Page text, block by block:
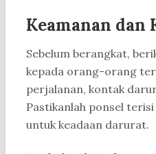
Keamanan
Sebelum berangkat,
kepada orang-orang
perjalanan, kontak
Pastikanlah ponsel
untuk keadaan darurat.